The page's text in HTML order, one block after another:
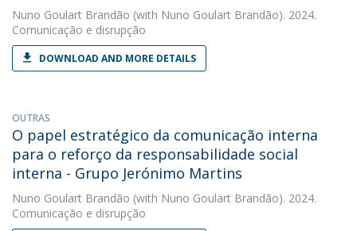
Nuno Goulart Brandão (with Nuno Goulart Brandão). 2024.
Comunicação e disrupção
DOWNLOAD AND MORE DETAILS
OUTRAS
O papel estratégico da comunicação interna
para o reforço da responsabilidade social
interna - Grupo Jerónimo Martins
Nuno Goulart Brandão (with Nuno Goulart Brandão). 2024.
Comunicação e disrupção